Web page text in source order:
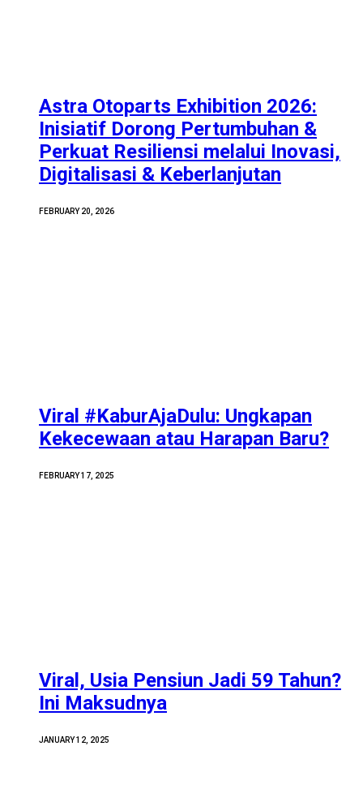
Astra Otoparts Exhibition 2026:
Inisiatif Dorong Pertumbuhan &
Perkuat Resiliensi melalui Inovasi,
Digitalisasi & Keberlanjutan
FEBRUARY 20, 2026
Viral #KaburAjaDulu: Ungkapan
Kekecewaan atau Harapan Baru?
FEBRUARY 17, 2025
Viral, Usia Pensiun Jadi 59 Tahun?
Ini Maksudnya
JANUARY 12, 2025